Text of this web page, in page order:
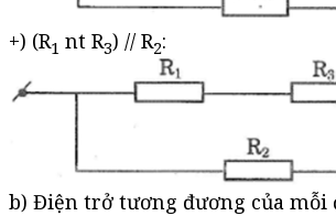
+) (R1 nt R3) // R2:
b) Điện trở tương đương của mỗi